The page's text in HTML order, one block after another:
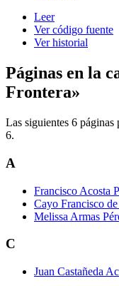
Leer
Ver código fuente
Ver historial
Páginas en la
Frontera»
Las siguientes 6 páginas
6.
A
Francisco Acosta
Cayo Francisco
Melissa Armas
C
Juan Castañeda